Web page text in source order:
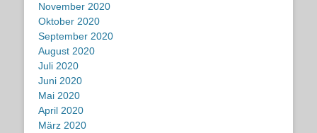
November 2020
Oktober 2020
September 2020
August 2020
Juli 2020
Juni 2020
Mai 2020
April 2020
März 2020